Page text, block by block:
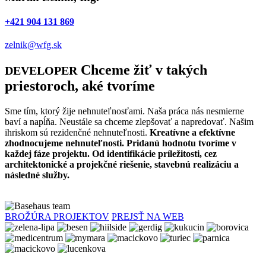
+421 904 131 869
zelnik@wfg.sk
DEVELOPER Chceme žiť v takých
priestoroch, aké tvoríme
Sme tím, ktorý žije nehnuteľnosťami. Naša práca nás nesmierne
baví a napĺňa. Neustále sa chceme zlepšovať a napredovať. Našim
ihriskom sú rezidenčné nehnuteľnosti. Kreatívne a efektívne
zhodnocujeme nehnuteľnosti. Pridanú hodnotu tvoríme v
každej fáze projektu. Od identifikácie príležitosti, cez
architektonické a projekčné riešenie, stavebnú realizáciu a
následné služby.
BROŽÚRA PROJEKTOV PREJSŤ NA WEB